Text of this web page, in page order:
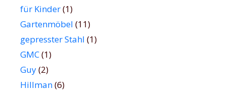
für Kinder(1)
Gartenmöbel (11)
gepresster Stahl (1)
GMC(1)
Guy(2)
Hillman(6)